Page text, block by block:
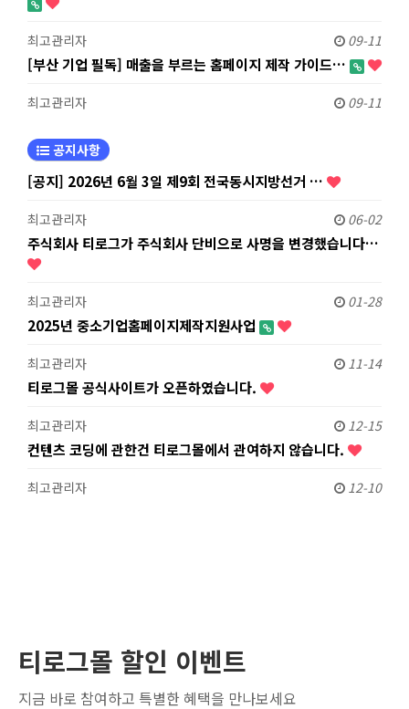
최고관리자 09-11
[부산 기업 필독] 매출을 부르는 홈페이지 제작 가이드…
최고관리자 09-11
공지사항
[공지] 2026년 6월 3일 제9회 전국동시지방선거 …
최고관리자 06-02
주식회사 티로그가 주식회사 단비으로 사명을 변경했습니다…
최고관리자 01-28
2025년 중소기업홈페이지제작지원사업
최고관리자 11-14
티로그몰 공식사이트가 오픈하였습니다.
최고관리자 12-15
컨텐츠 코딩에 관한건 티로그몰에서 관여하지 않습니다.
최고관리자 12-10
티로그몰 할인 이벤트
지금 바로 참여하고 특별한 혜택을 만나보세요